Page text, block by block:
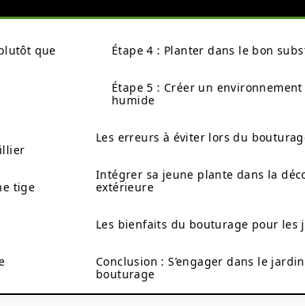
que
tige
Étape 4 : Planter dans le bon
Étape 5 : Créer un
humide
Les erreurs à éviter lors du
Intégrer sa jeune plante dans la
extérieure
Les bienfaits du bouturage pour les
Conclusion : S’engager dans le
bouturage